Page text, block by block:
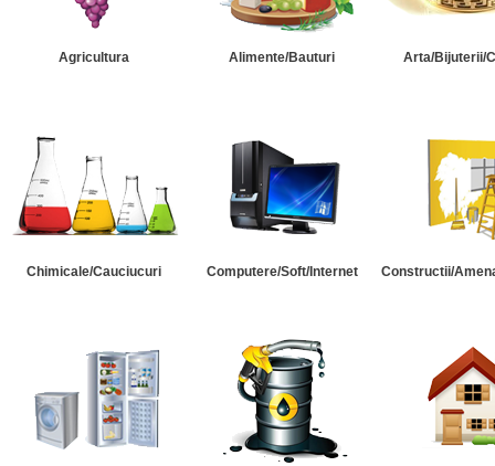
Agricultura Alimente/Bauturi Arta/Bijuterii/
Chimicale/Cauciucuri Computere/Soft/Internet Constructii/